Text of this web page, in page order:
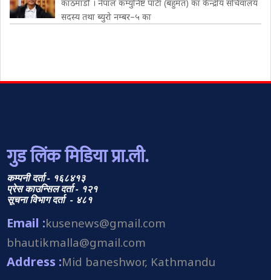
काठमाडौं । नेपाल कम्युनिष्ट पार्टी (बहुमत) का केन्द्रीय सचिवालय
सदस्य तथा ब्युरो नम्बर–५ का
गुड लिंक मिडिया प्रा.ली.
कम्पनी दर्ता - १६८४१३
प्रेस काउन्सिल दर्ता - १२१
सूचना विभाग दर्ता - ४८१
Email :kusenews@gmail.com
bhautikmalla@gmail.com
Address :Mid baneshwor, Kathmandu